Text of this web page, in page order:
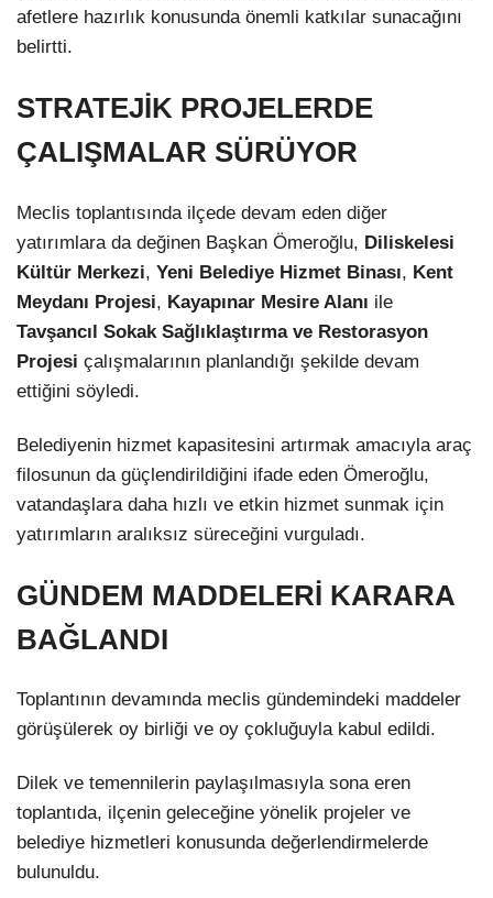
afetlere hazırlık konusunda önemli katkılar sunacağını
belirtti.
STRATEJİK PROJELERDE
ÇALIŞMALAR SÜRÜYOR
Meclis toplantısında ilçede devam eden diğer
yatırımlara da değinen Başkan Ömeroğlu, Diliskelesi
Kültür Merkezi, Yeni Belediye Hizmet Binası, Kent
Meydanı Projesi, Kayapınar Mesire Alanı ile
Tavşancıl Sokak Sağlıklaştırma ve Restorasyon
Projesi çalışmalarının planlandığı şekilde devam
ettiğini söyledi.
Belediyenin hizmet kapasitesini artırmak amacıyla araç
filosunun da güçlendirildiğini ifade eden Ömeroğlu,
vatandaşlara daha hızlı ve etkin hizmet sunmak için
yatırımların aralıksız süreceğini vurguladı.
GÜNDEM MADDELERİ KARARA
BAĞLANDI
Toplantının devamında meclis gündemindeki maddeler
görüşülerek oy birliği ve oy çokluğuyla kabul edildi.
Dilek ve temennilerin paylaşılmasıyla sona eren
toplantıda, ilçenin geleceğine yönelik projeler ve
belediye hizmetleri konusunda değerlendirmelerde
bulunuldu.